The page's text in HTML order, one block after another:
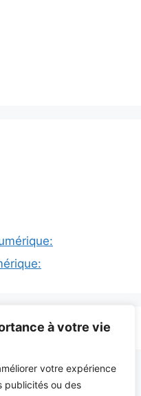
à votre vie
votre expérience
publicités ou des
avecGeneratePress